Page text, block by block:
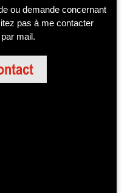
ou demande concernant
pas à me contacter
mail.